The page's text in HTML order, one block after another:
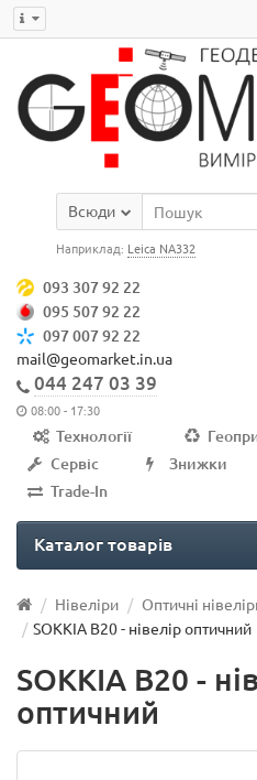
Всюди
Наприклад: Leica NA332
093 307 92 22
095 507 92 22
097 007 92 22
mail@geomarket.in.ua
044 247 03 39
08:00 - 17:30
Технології
Сервіс
Знижки
Trade-In
Каталог товарів
Нівеліри Оптичні
SOKKIA B20 - нівелір оптичний
SOKKIA B20 -
оптичний